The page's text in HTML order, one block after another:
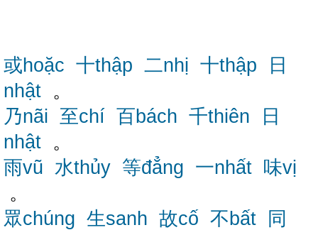
或hoặc 十thập 二nhị 十thập
日
nhật 。
乃nãi 至chí 百bách 千thiên
日
nhật 。
雨vũ 水thủy 等đẳng 一nhất 味vị
。
眾chúng 生sanh 故cố 不bất
同